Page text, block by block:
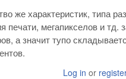
же характеристик, типа
печати, мегапикселов и тд.
а значит тупо
Log in or